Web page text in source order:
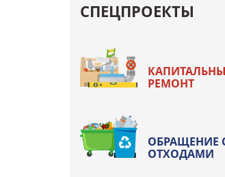
СПЕЦПРОЕКТЫ
РЕМОНТ
ОБРАЩЕНИЕ
ОТХОДАМИ